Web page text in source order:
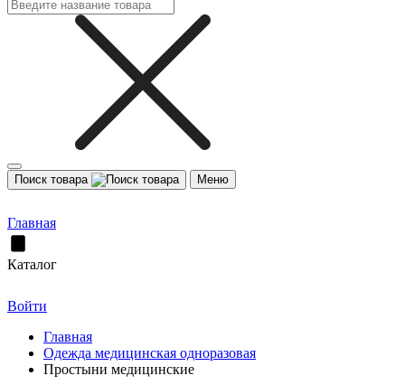
Поиск товара Меню
Главная
Каталог
Войти
Главная
Одежда медицинская одноразовая
Простыни медицинские